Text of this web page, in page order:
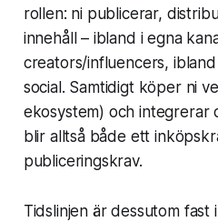
rollen: ni publicerar,
innehåll – ibland i egna
creators/influencers,
social. Samtidigt köper ni
ekosystem) och integrerar
blir alltså både ett
publiceringskrav.
Tidslinjen är dessutom